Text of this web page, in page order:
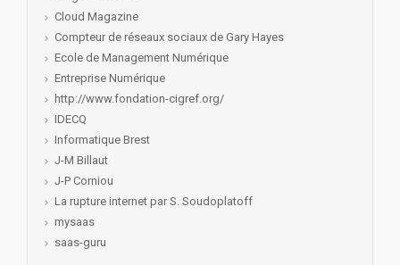
Cloud Magazine
Compteur de réseaux sociaux de Gary Hayes
Ecole de Management Numérique
Entreprise Numérique
http://www.fondation-cigref.org/
IDECQ
Informatique Brest
J-M Billaut
J-P Corniou
La rupture internet par S. Soudoplatoff
mysaas
saas-guru